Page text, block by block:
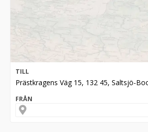
TILL
Prästkragens Väg 15, 132 45, Saltsjö-
FRÅN